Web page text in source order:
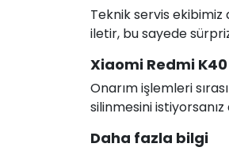
Teknik servis ekibimiz
iletir, bu sayede
Xiaomi Redmi
Onarım işlemleri
silinmesini
Daha fazla bilgi